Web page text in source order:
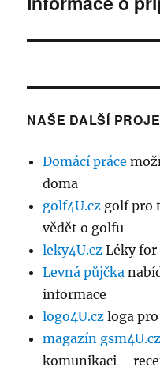
NAŠE DALŠÍ
Domácí práce
doma
golf4U.cz golf pro
vědět o golfu
leky4U.cz Léky for
Levná půjčka
informace
logo4U.cz loga
magazín gsm4U.cz
komunikaci –